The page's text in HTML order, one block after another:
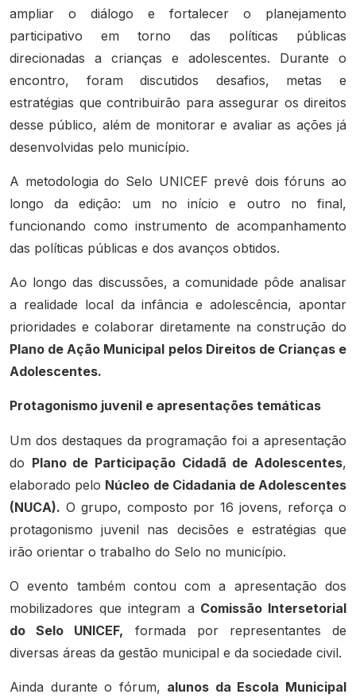
ampliar o diálogo e fortalecer o planejamento
participativo em torno das políticas públicas
direcionadas a crianças e adolescentes. Durante o
encontro, foram discutidos desafios, metas e
estratégias que contribuirão para assegurar os direitos
desse público, além de monitorar e avaliar as ações já
desenvolvidas pelo município.
A metodologia do Selo UNICEF prevê dois fóruns ao
longo da edição: um no início e outro no final,
funcionando como instrumento de acompanhamento
das políticas públicas e dos avanços obtidos.
Ao longo das discussões, a comunidade pôde analisar
a realidade local da infância e adolescência, apontar
prioridades e colaborar diretamente na construção do
Plano de Ação Municipal pelos Direitos de Crianças e
Adolescentes.
Protagonismo juvenil e apresentações temáticas
Um dos destaques da programação foi a apresentação
do Plano de Participação Cidadã de Adolescentes,
elaborado pelo Núcleo de Cidadania de Adolescentes
(NUCA). O grupo, composto por 16 jovens, reforça o
protagonismo juvenil nas decisões e estratégias que
irão orientar o trabalho do Selo no município.
O evento também contou com a apresentação dos
mobilizadores que integram a Comissão Intersetorial
do Selo UNICEF, formada por representantes de
diversas áreas da gestão municipal e da sociedade civil.
Ainda durante o fórum, alunos da Escola Municipal